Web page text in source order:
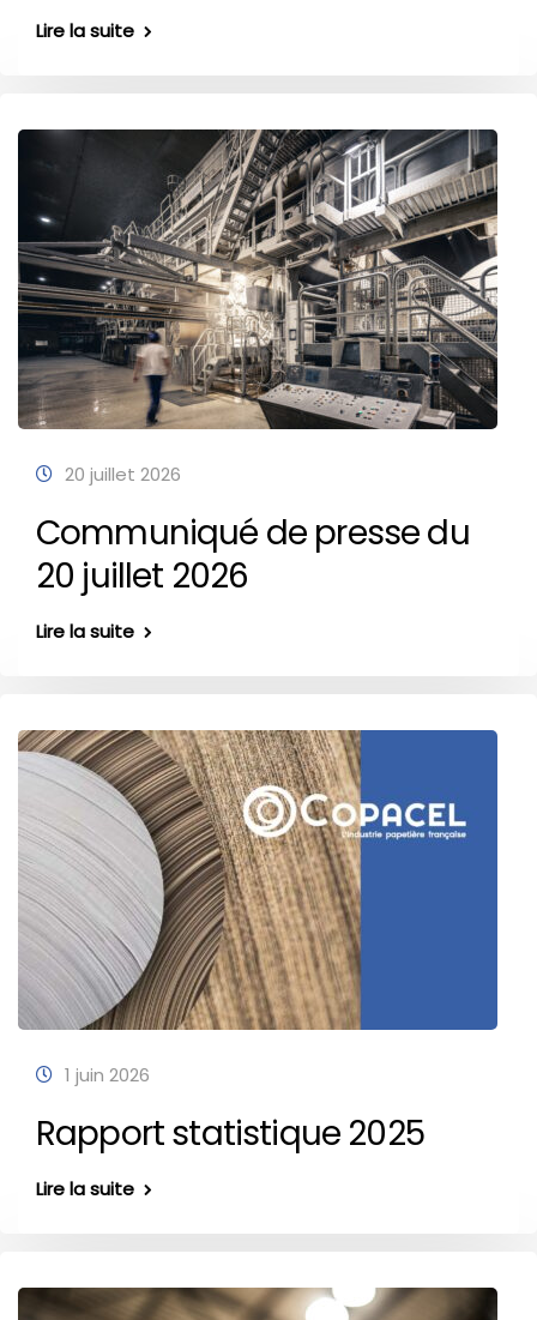
Lire la suite
20 juillet 2026
Communiqué de presse du
20 juillet 2026
Lire la suite
1 juin 2026
Rapport statistique 2025
Lire la suite